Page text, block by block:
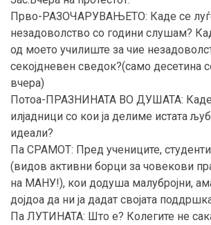
Прво-РАЗОЧАРУВАЊЕТО: Каде се
незадоволство со години слушам?
од моето училиште за чие
секојдневен сведок?(само десетина
вчера)
Потоа-ПРАЗНИНАТА ВО ДУШАТА: Каде
илјадници со кои ја делиме истата
идеали?
Па СРАМОТ: Пред учениците,
(видов активни борци за човекови
на МАНУ!), кои додуша малубројни,
дојдоа да ни ја дадат својата
Па ЛУТИНАТА: Што е? Колегите не